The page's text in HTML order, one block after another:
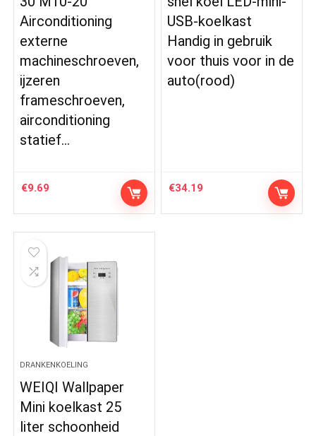
Airconditioning
externe
machineschroeven,
ijzeren
frameschroeven,
airconditioning
statief…
€9.69
USB-koelkast
Handig in gebruik
voor thuis voor in de
auto(rood)
€34.19
DRANKENKOELING
WEIQI Wallpaper
Mini koelkast 25
liter schoonheid